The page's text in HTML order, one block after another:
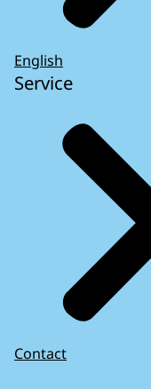
English
Service
Contact